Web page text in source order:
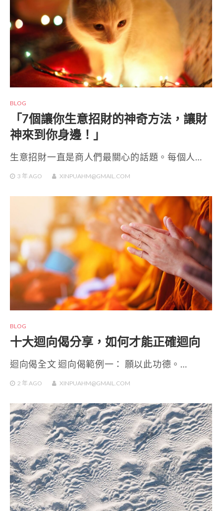
BLOG
「7個讓你生意招財的神奇方法，讓財
神來到你身邊！」
生意招財一直是商人們最關心的話題。每個人…
3 年AGO XINPUAHM@GMAIL.COM
BLOG
十大迴向偈分享，如何才能正確迴向
迴向偈全文 迴向偈範例一： 願以此功德。…
2 年AGO XINPUAHM@GMAIL.COM